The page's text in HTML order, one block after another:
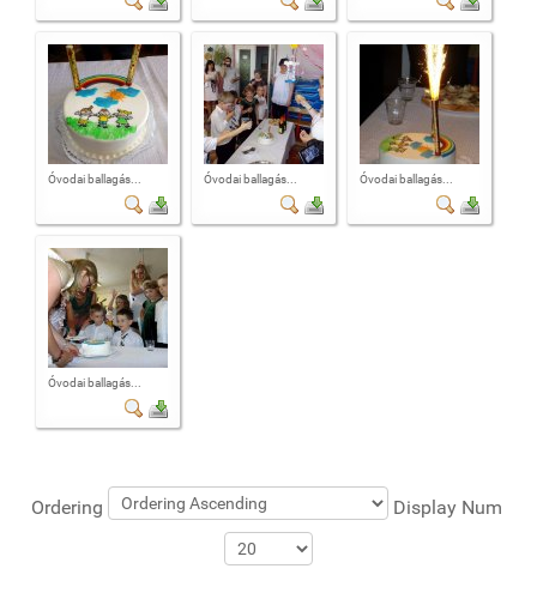
Óvodai ballagás... Óvodai ballagás... Óvodai ballagás...
Óvodai ballagás...
Ordering Display Num